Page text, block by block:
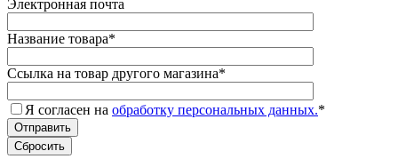
Электронная почта
Название товара*
Ссылка на товар другого магазина*
Я согласен на обработку персональных данных.*